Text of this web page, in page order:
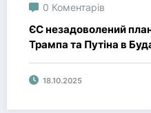
0 Коментарів
ЄС незадоволений
Трампа та Путіна в
18.10.2025